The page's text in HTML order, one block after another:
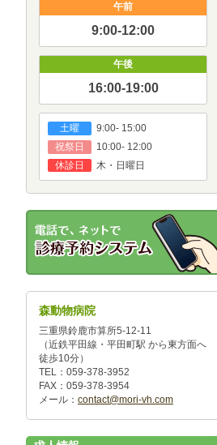
午前
9:00-12:00
午後
16:00-19:00
土曜
9:00- 15:00
祝祭日
10:00- 12:00
休診日
木・日曜日
森動物病院
三重県鈴鹿市算所5-12-11
（近鉄平田線・平田町駅 から東方面へ
徒歩10分）
TEL：059-378-3952
FAX：059-378-3954
メール： contact@mori-vh.com